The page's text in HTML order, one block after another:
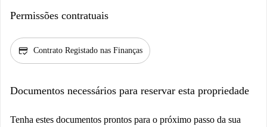
Permissões contratuais
credit_score Contrato Registado nas Finanças
Documentos necessários para reservar esta propriedade
Tenha estes documentos prontos para o próximo passo da sua